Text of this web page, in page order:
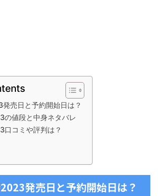
売日と予約開始日は？
の値段と中身ネタバレ
口コミや評判は？
発売日と予約開始日は？